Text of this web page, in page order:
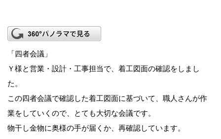
「四者会議」
Ｙ様と営業・設計・工事担当で、着工図面の確認をしまし
た。
この四者会議で確認した着工図面に基づいて、職人さんが作
業をしていくので、とても大切な会議です。
物干し金物に奥様の手が届くか、再確認しています。